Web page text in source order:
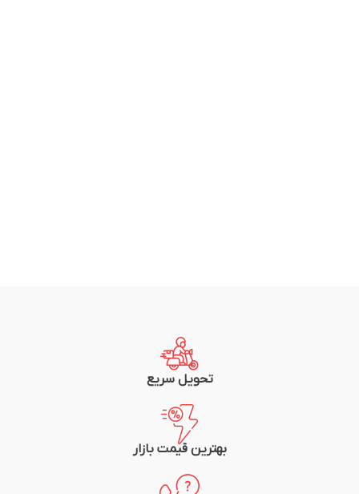
تحویل سریع
بهترین قیمت بازار